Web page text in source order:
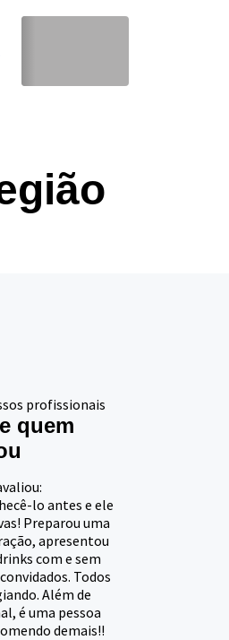
profissionais
quem
lo antes e ele
Preparou uma
apresentou
com e sem
Todos
Além de
é uma pessoa
demais!!